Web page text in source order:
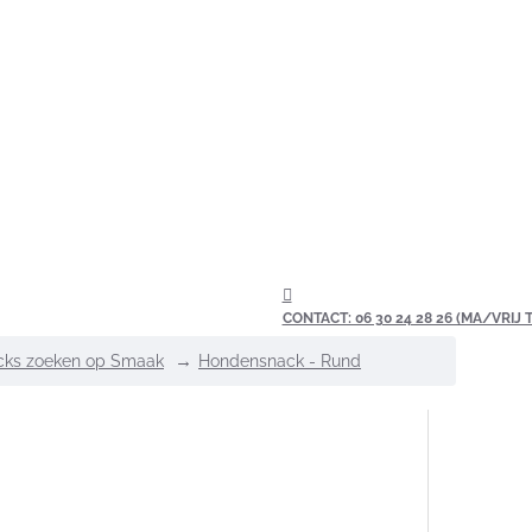
CONTACT: 06 30 24 28 26 (MA/VRIJ
zoeken op Smaak Hondensnack - Rund